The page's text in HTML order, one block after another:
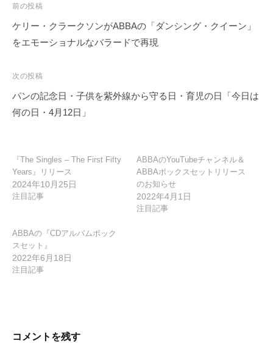
投
稿
ナ
ゲ
ー
シ
前の投稿
ケリー・クラークソンがABBAの「ダンシング・クイーン」
をエモーショナルなバラードで再現
次の投稿
パンの記念日・子供を紫外線から守る日・育児の日「今日は
何の日・4月12日」
『The Singles – The First Fifty
Years』リリース
2024年10月25日
注目記事
ABBAのYouTubeチャンネル＆
ABBAボックスセットリリース
のお知らせ
2022年4月1日
注目記事
ABBAの『CDアルバムボック
スセット』
2022年6月18日
注目記事
コメントを残す